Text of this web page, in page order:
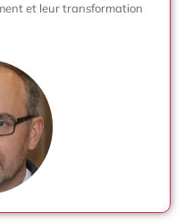
et leur transformation